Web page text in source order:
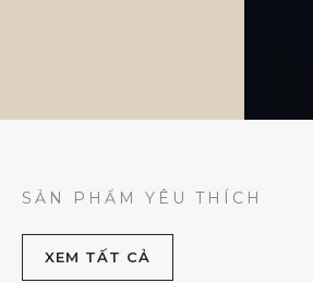
SẢN PHẨM YÊU THÍCH
XEM TẤT CẢ